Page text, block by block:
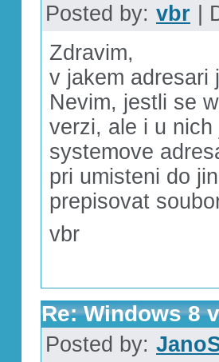
Posted by: vbr |
Zdravim,
v jakem adresari
Nevim, jestli se
verzi, ale i u
systemove
pri umisteni do
prepisovat
vbr
Re: Windows 8
Posted by: